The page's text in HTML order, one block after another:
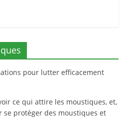
pour lutter efficacement
ce qui attire les moustiques, et,
se protéger des moustiques et